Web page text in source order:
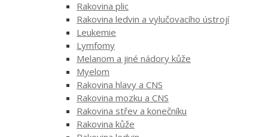
Rakovina plic
Rakovina ledvin a vylučovacího ústrojí
Leukemie
Lymfomy
Melanom a jiné nádory kůže
Myelom
Rakovina hlavy a CNS
Rakovina mozku a CNS
Rakovina střev a konečníku
Rakovina kůže